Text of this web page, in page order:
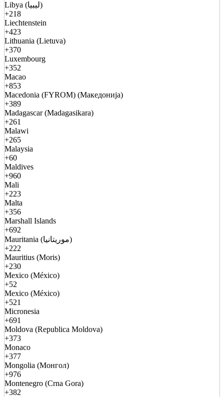
Libya (ليبيا)
+218
Liechtenstein
+423
Lithuania (Lietuva)
+370
Luxembourg
+352
Macao
+853
Macedonia (FYROM) (Македонија)
+389
Madagascar (Madagasikara)
+261
Malawi
+265
Malaysia
+60
Maldives
+960
Mali
+223
Malta
+356
Marshall Islands
+692
Mauritania (موريتانيا)
+222
Mauritius (Moris)
+230
Mexico (México)
+52
Mexico (México)
+521
Micronesia
+691
Moldova (Republica Moldova)
+373
Monaco
+377
Mongolia (Монгол)
+976
Montenegro (Crna Gora)
+382